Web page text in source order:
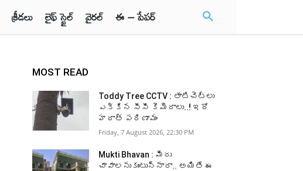
క్రీడలు లైఫ్ స్టైల్ వైరల్ ఈ – పేపర్
MOST READ
Toddy Tree CCTV : తాటిచెట్లు
ఎక్కిన సీసీ కెమెరాలు..! ఇదో
హఠాత్ పరిణామం
Friday, 7 August 2026, 22:30 PM
Mukti Bhavan : మీరు
చావాలనుకుంటున్నారా.. అయితే ఈ